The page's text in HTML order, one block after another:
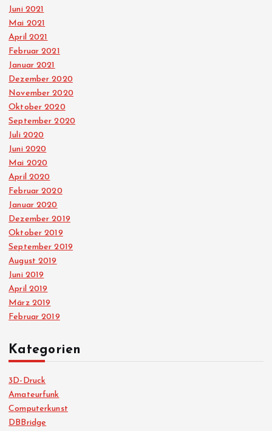
Juni 2021
Mai 2021
April 2021
Februar 2021
Januar 2021
Dezember 2020
November 2020
Oktober 2020
September 2020
Juli 2020
Juni 2020
Mai 2020
April 2020
Februar 2020
Januar 2020
Dezember 2019
Oktober 2019
September 2019
August 2019
Juni 2019
April 2019
März 2019
Februar 2019
Kategorien
3D-Druck
Amateurfunk
Computerkunst
DBBridge